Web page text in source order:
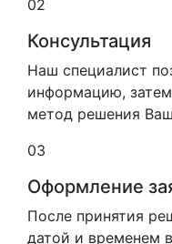
02
Консультация
Наш специалист
информацию,
метод решения
03
Оформление
После принятия
датой и временем